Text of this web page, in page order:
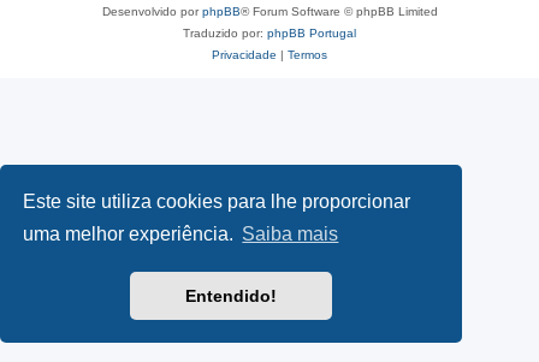
Este site utiliza cookies para lhe proporcionar
uma melhor experiência. Saiba mais
Entendido!
Desenvolvido porphpBB® Forum Software © phpBB Limited
Traduzido por: phpBB Portugal
Privacidade | Termos